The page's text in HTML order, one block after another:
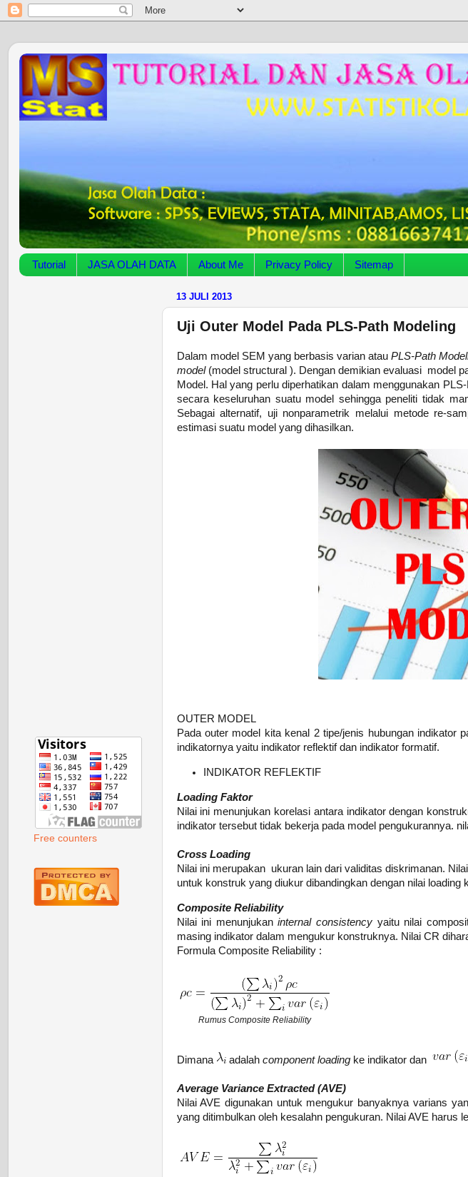
Tutorial JASA OLAH DATA About Me Privacy Policy Sitemap
13 JULI 2013
Uji Outer Model Pada PLS-Path Modeling
Dalam model SEM yang berbasis varian atau PLS-Path
model(model structural ). Dengan demikian evaluasi model
Model. Hal yang perlu diperhatikan dalam menggunakan
secara keseluruhan suatu model sehingga peneliti tidak
Sebagai alternatif, uji nonparametrik melalui metode re-
estimasi suatu model yang dihasilkan.
OUTER MODEL
Pada outer model kita kenal 2 tipe/jenis hubungan indikator
indikatornya yaitu indikator reflektif dan indikator formatif.
INDIKATOR REFLEKTIF
Loading Faktor
Nilai ini menunjukan korelasi antara indikator dengan
indikator tersebut tidak bekerja pada model pengukurannya.
Cross Loading
Nilai ini merupakan ukuran lain dari validitas diskrimanan.
untuk konstruk yang diukur dibandingkan dengan nilai loading
Composite Reliability
Nilai ini menunjukaninternal consistencyyaitu nilai
masing indikator dalam mengukur konstruknya. Nilai CR
Formula Composite Reliability :
Rumus Composite Reliability
Dimana adalah component loadingke indikator dan
Average Variance Extracted (AVE)
Nilai AVE digunakan untuk mengukur banyaknya varians
yang ditimbulkan oleh kesalahn pengukuran. Nilai AVE harus
Free counters